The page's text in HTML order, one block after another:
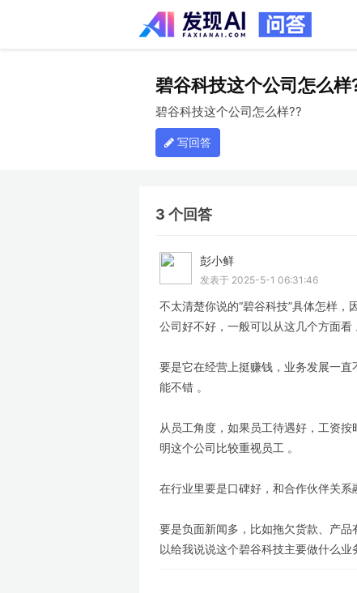
碧谷科技这个公司怎么样
碧谷科技这个公司怎么样??
写回答
3 个回答
彭小鲜
发表于 2025-5-1 06:31:46
不太清楚你说的“碧谷科技”具体怎样，
公司好不好，一般可以从这几个方面看
要是它在经营上挺赚钱，业务发展一
能不错 。
从员工角度，如果员工待遇好，工资
明这个公司比较重视员工 。
在行业里要是口碑好，和合作伙伴关系
要是负面新闻多，比如拖欠货款、产
以给我说说这个碧谷科技主要做什么